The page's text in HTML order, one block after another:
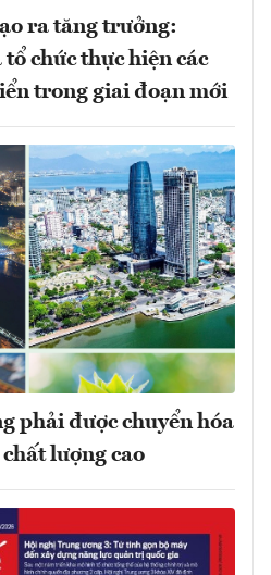
ra tăng trưởng:
chức thực hiện các
trong giai đoạn mới
phải được chuyển hóa
lượng cao